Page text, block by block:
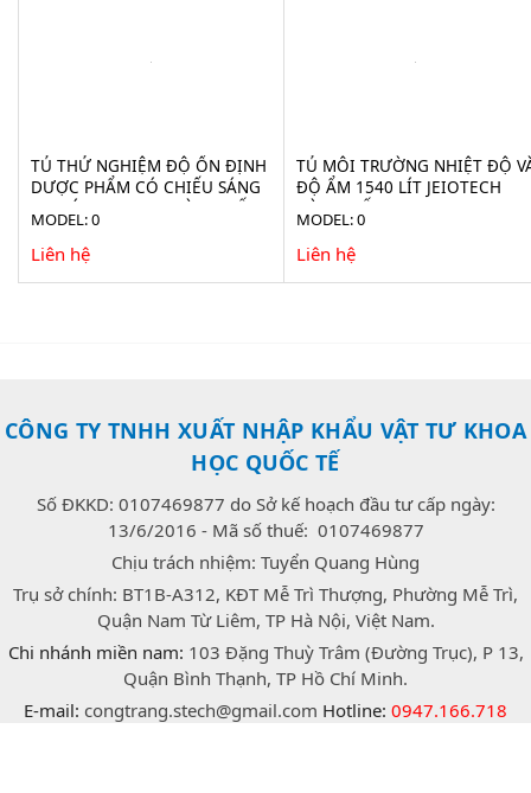
TỦ THỬ NGHIỆM ĐỘ ỔN ĐỊNH
DƯỢC PHẨM CÓ CHIẾU SÁNG
300 LÍT JEIOTECH HÀN QUỐC
TH-ICH-300
MODEL: 0
Liên hệ
TỦ MÔI TRƯỜNG NHIỆT ĐỘ
ĐỘ ẨM 1540 LÍT JEIOTECH
HÀN QUỐC TH-TG-1500
MODEL: 0
Liên hệ
CÔNG TY TNHH XUẤT NHẬP KHẨU VẬT TƯ KHOA
HỌC QUỐC TẾ
Số ĐKKD: 0107469877 do Sở kế hoạch đầu tư cấp ngày:
13/6/2016 - Mã số thuế: 0107469877
Chịu trách nhiệm: Tuyển Quang Hùng
Trụ sở chính: BT1B-A312, KĐT Mễ Trì Thượng, Phường Mễ Trì,
Quận Nam Từ Liêm, TP Hà Nội, Việt Nam.
Chi nhánh miền nam: 103 Đặng Thuỳ Trâm (Đường Trục), P 13,
Quận Bình Thạnh, TP Hồ Chí Minh.
E-mail: congtrang.stech@gmail.com Hotline: 0947.166.718